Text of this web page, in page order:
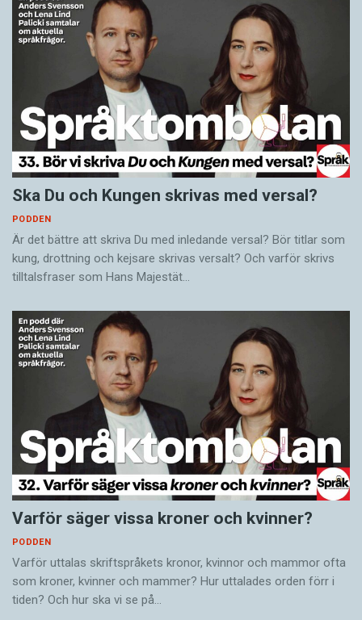
Ska Du och Kungen skrivas med versal?
PODDEN
Är det bättre att skriva Du med inledande versal? Bör titlar som
kung, drottning och kejsare skrivas versalt? Och varför skrivs
tilltalsfraser som Hans Majestät…
Varför säger vissa kroner och kvinner?
PODDEN
Varför uttalas skriftspråkets kronor, kvinnor och mammor ofta
som kroner, kvinner och mammer? Hur uttalades orden förr i
tiden? Och hur ska vi se på…